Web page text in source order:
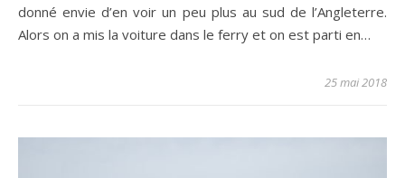
donné envie d’en voir un peu plus au sud de l’Angleterre.
Alors on a mis la voiture dans le ferry et on est parti en…
25 mai 2018